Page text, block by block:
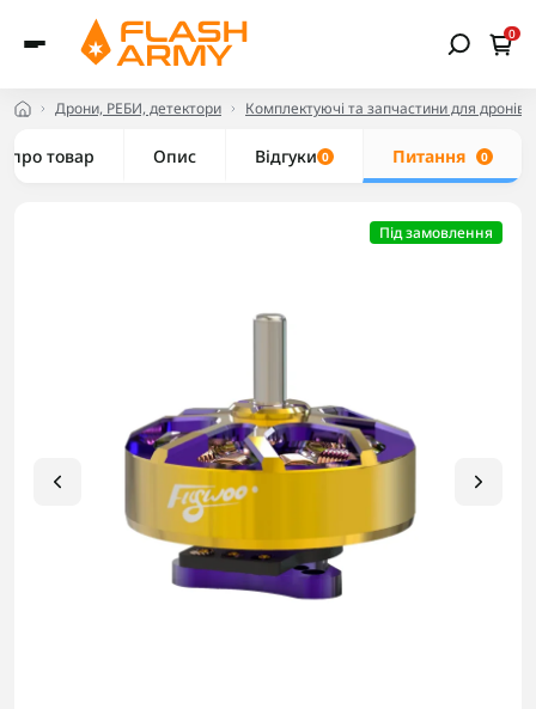
0
Дрони, РЕБИ, детектори Комплектуючі та запчастини для дронів
про товар Опис Відгуки 0 Питання 0
Під замовлення